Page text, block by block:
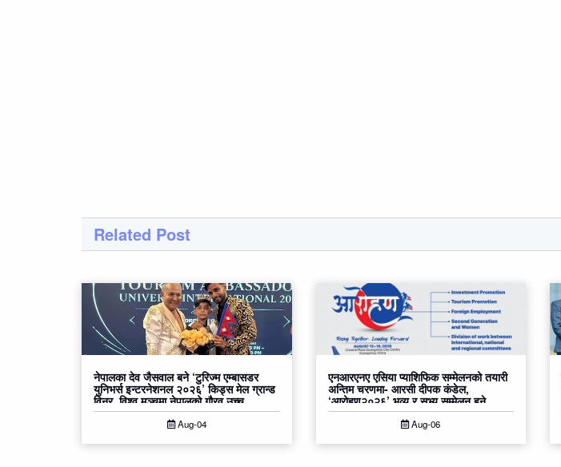
Related Post
नेपालका देव जैसवाल बने ‘टुरिज्म एम्बासडर
युनिभर्स इन्टरनेशनल २०२६’ किड्स मेल ग्रान्ड
विनर, विश्व मञ्चमा नेपालको गौरव उच्च
Aug-04
एनआरएनए एसिया प्याशिफिक सम्मेलनको तयारी
अन्तिम चरणमा- आरसी दीपक कंडेल,
‘आरोहण२०२६’ भव्य र सभ्य सम्मेलन हुने
Aug-06